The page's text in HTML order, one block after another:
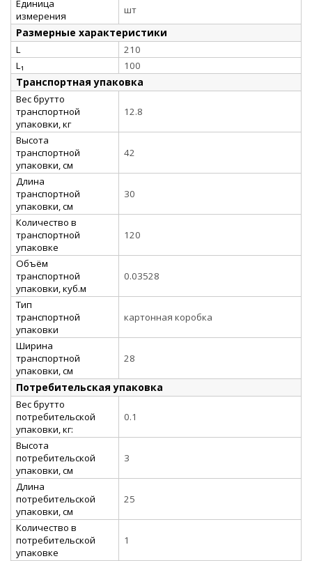
Единица
измерения
шт
Размерные характеристики
L
210
L₁
100
Транспортная упаковка
Вес брутто
транспортной
упаковки, кг
12.8
Высота
транспортной
упаковки, см
42
Длина
транспортной
упаковки, см
30
Количество в
транспортной
упаковке
120
Объём
транспортной
упаковки, куб.м
0.03528
Тип
транспортной
упаковки
картонная коробка
Ширина
транспортной
упаковки, см
28
Потребительская упаковка
Вес брутто
потребительской
упаковки, кг:
0.1
Высота
потребительской
упаковки, см
3
Длина
потребительской
упаковки, см
25
Количество в
потребительской
упаковке
1